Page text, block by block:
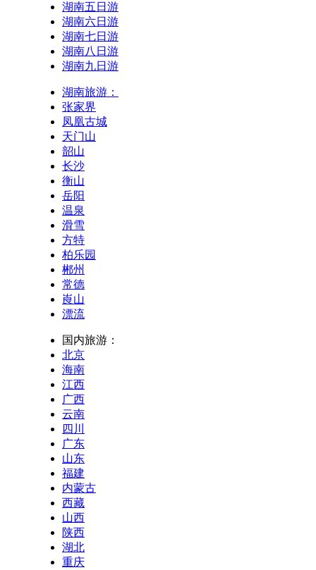
湖南五日游
湖南六日游
湖南七日游
湖南八日游
湖南九日游
湖南旅游：
张家界
凤凰古城
天门山
韶山
长沙
衡山
岳阳
温泉
滑雪
方特
柏乐园
郴州
常德
崀山
漂流
国内旅游：
北京
海南
江西
广西
云南
四川
广东
山东
福建
内蒙古
西藏
山西
陕西
湖北
重庆